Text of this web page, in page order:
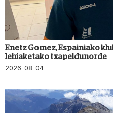
Enetz Gomez, Espainiako
lehiaketako txapeldunorde
2026-08-04